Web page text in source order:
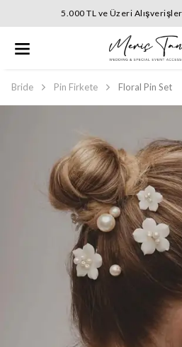
5.000 TL ve
Bride Pin Firkete Floral Pin Set